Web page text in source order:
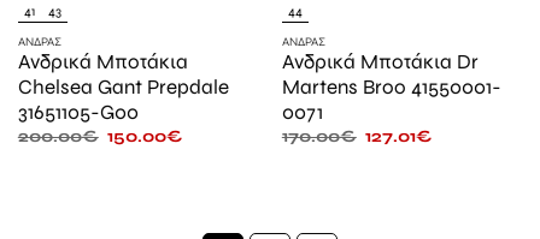
41 43
ΆΝΔΡΑΣ
Ανδρικά Μποτάκια
Chelsea Gant Prepdale
31651105-G00
200.00€ 150.00€
44
ΆΝΔΡΑΣ
Ανδρικά Μποτάκια Dr
Martens Broo 41550001-
0071
170.00€ 127.01€